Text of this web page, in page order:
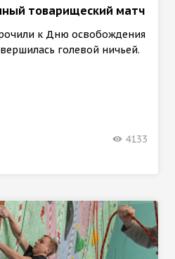
товарищеский матч
к Дню освобождения
голевой ничьей.
4133